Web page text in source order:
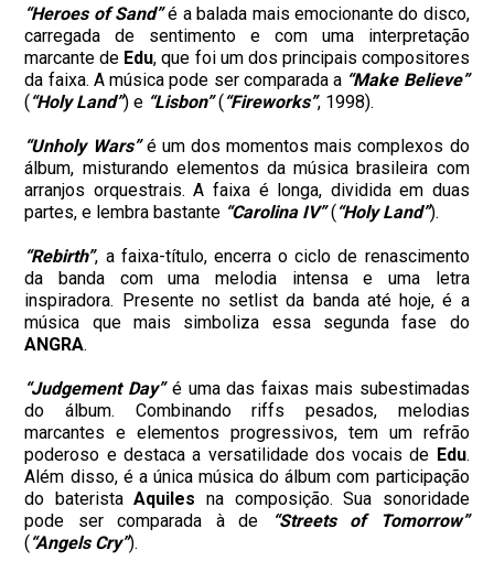
“Heroes of Sand”é a balada mais emocionante do disco,
carregada de sentimento e com uma interpretação
marcante de Edu, que foi um dos principais compositores
da faixa. A música pode ser comparada a “Make Believe”
(“Holy Land”) e “Lisbon”(“Fireworks”, 1998).
“Unholy Wars”é um dos momentos mais complexos do
álbum, misturando elementos da música brasileira com
arranjos orquestrais. A faixa é longa, dividida em duas
partes, e lembra bastante “Carolina IV”(“Holy Land”).
“Rebirth”, a faixa-título, encerra o ciclo de renascimento
da banda com uma melodia intensa e uma letra
inspiradora. Presente no setlist da banda até hoje, é a
música que mais simboliza essa segunda fase do
ANGRA.
“Judgement Day”é uma das faixas mais subestimadas
do álbum. Combinando riffs pesados, melodias
marcantes e elementos progressivos, tem um refrão
poderoso e destaca a versatilidade dos vocais de Edu.
Além disso, é a única música do álbum com participação
do bateristaAquiles na composição. Sua sonoridade
pode ser comparada à de
“Streets of Tomorrow”
(“Angels Cry”).